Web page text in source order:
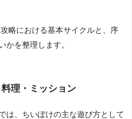
略における基本サイクルと、序
かを整理します。
理・ミッション
は、ちいぽけの主な遊び方として